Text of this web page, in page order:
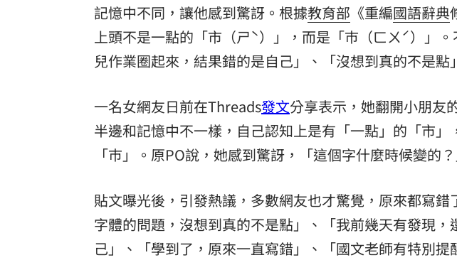
記憶中不同，讓他感到驚訝。根據教育部 《重編國語辭典
上頭不是一點的「市（ㄕˋ）」，而是「巿（ㄈㄨˊ）」
兒作業圈起來，結果錯的是自己」、「沒想到真的不是點
一名女網友日前在Threads發文分享表示，她翻開小朋友
半邊和記憶中不一樣，自己認知上是有「一點」的「市
「巿」。原PO說，她感到驚訝，「這個字什麼時候變的？
貼文曝光後，引發熱議，多數網友也才驚覺，原來都寫
字體的問題，沒想到真的不是點」、「我前幾天有發現
己」、「學到了，原來一直寫錯」、「國文老師有特別